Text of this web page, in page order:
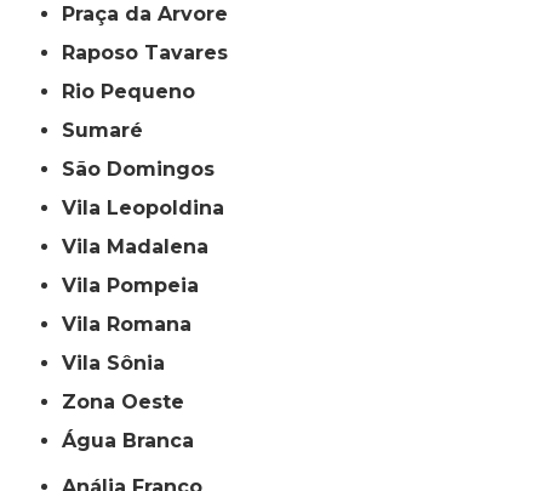
Praça da Arvore
Raposo Tavares
Rio Pequeno
Sumaré
São Domingos
Vila Leopoldina
Vila Madalena
Vila Pompeia
Vila Romana
Vila Sônia
Zona Oeste
Água Branca